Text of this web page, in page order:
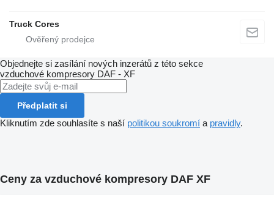
Truck Cores
Objednejte si zasílání nových inzerátů z této sekce
vzduchové kompresory DAF - XF
Předplatit si
Kliknutím zde souhlasíte s naší politikou soukromí a pravidly.
Ceny za vzduchové kompresory DAF XF